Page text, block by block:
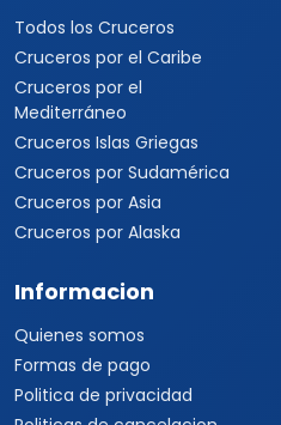
Todos los Cruceros
Cruceros por el Caribe
Cruceros por el
Mediterráneo
Cruceros Islas Griegas
Cruceros por Sudamérica
Cruceros por Asia
Cruceros por Alaska
Informacion
Quienes somos
Formas de pago
Politica de privacidad